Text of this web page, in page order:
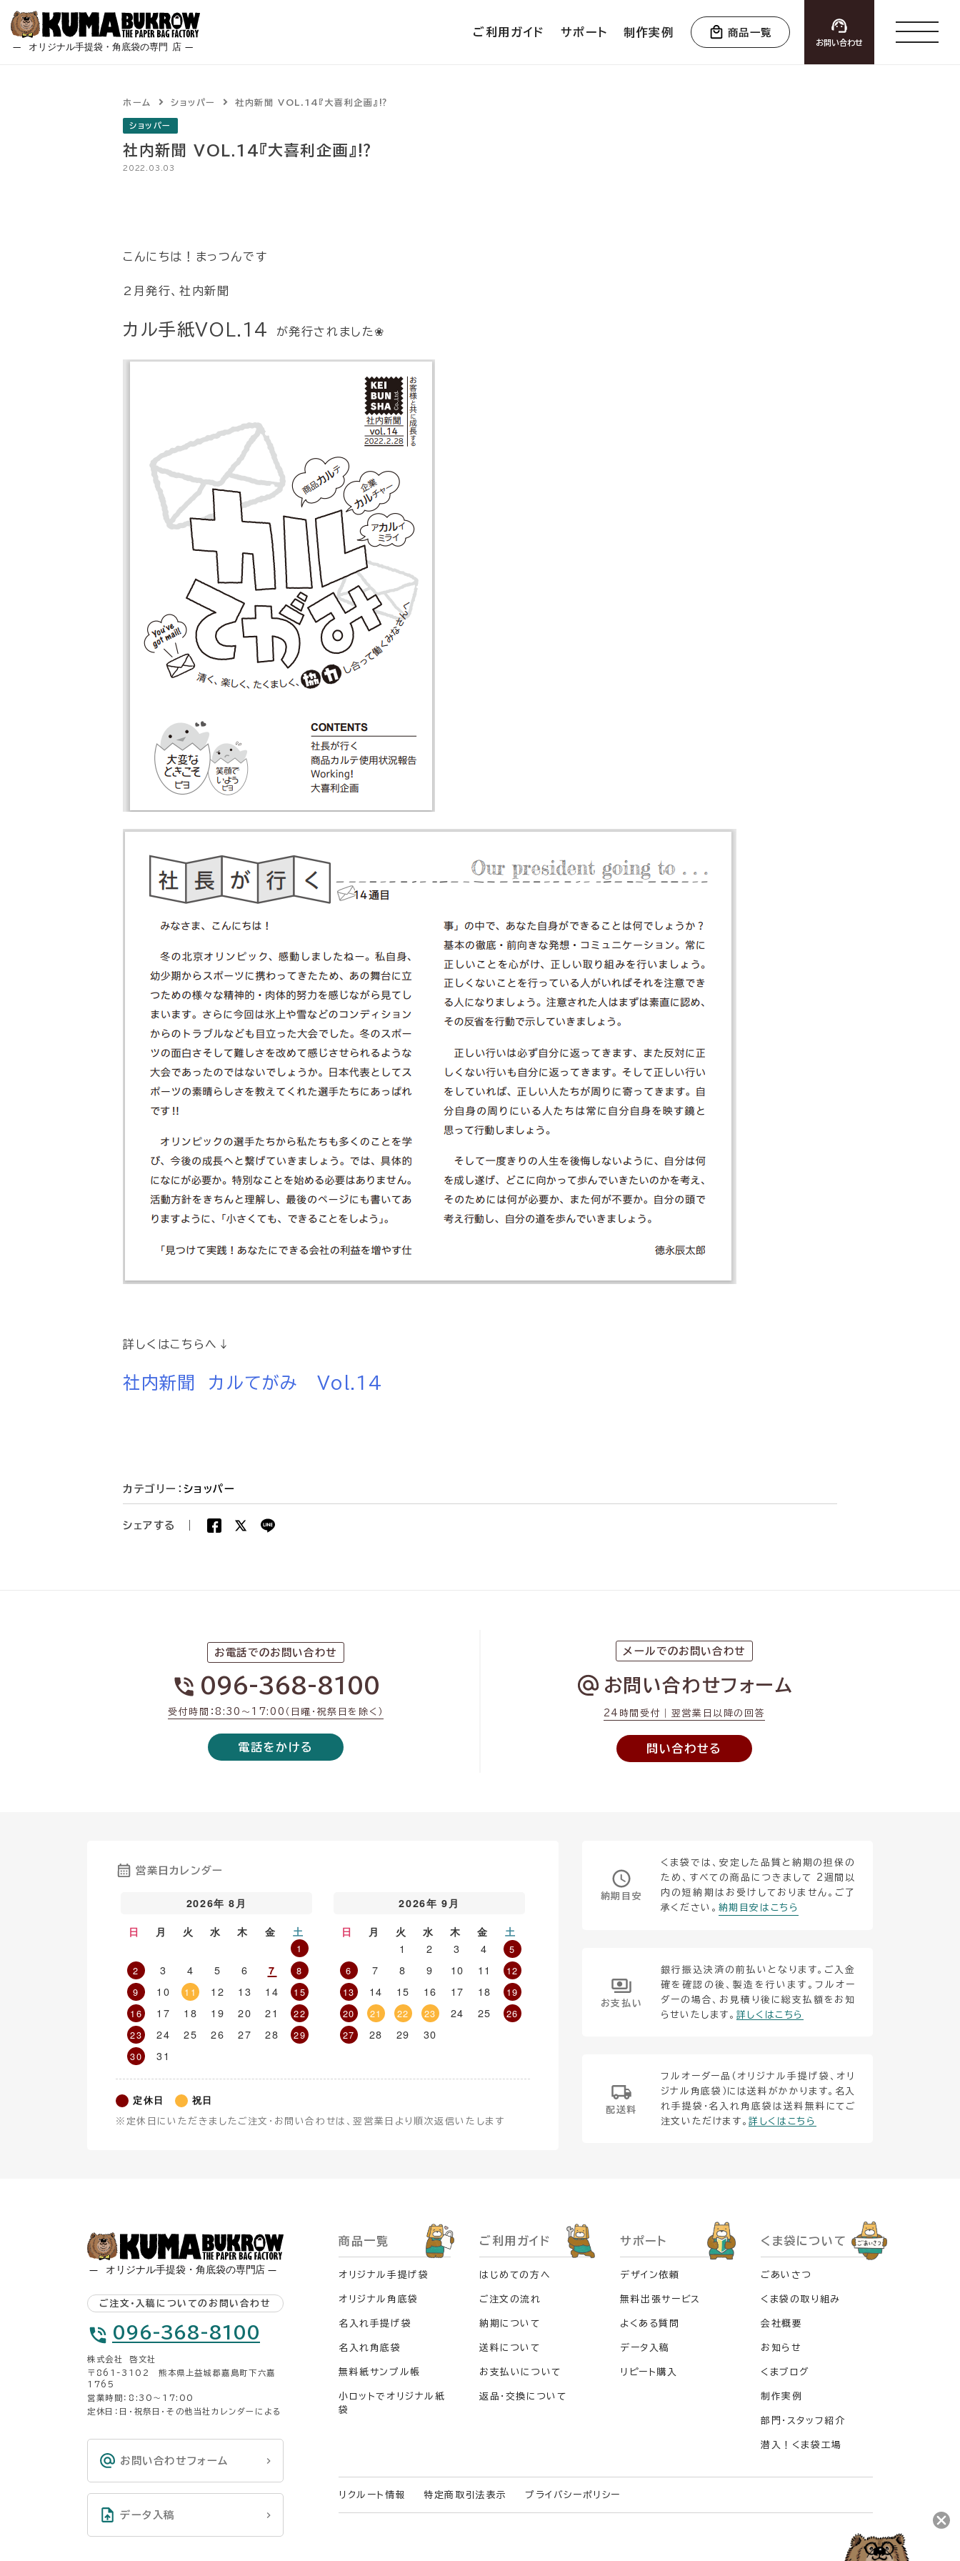
to
content
ご利用ガイド サポート 制作実例 商品一覧
お問い合わせ
ホーム ショッパー 社内新聞 VOL.14『大喜利企画』⁉
ショッパー
社内新聞 VOL.14『大喜利企画』⁉
2022.03.03
こんにちは！まっつんです
2月発行、社内新聞
カル手紙VOL.14 が発行されました❀
詳しくはこちらへ↓
社内新聞 カルてがみ Vol.14
カテゴリー： ショッパー
シェアする
お電話でのお問い合わせ
096-368-8100
受付時間：8:30〜17:00（日曜・祝祭日を除く）
電話をかける
メールでのお問い合わせ
お問い合わせフォーム
24時間受付｜翌営業日以降の回答
問い合わせる
営業日カレンダー
2026年 8月
日
月 火 水 木 金 土
1
2
3 4 5 6 7
8
9
10 11 12 13 14
15
16
17 18 19 20 21
22
23
24 25 26 27 28
29
30
31
2026年 9月
日
月 火 水 木 金 土
1 2 3 4
5
6
7 8 9 10 11
12
13
14 15 16 17 18
19
20
21 22 23 24 25
26
27
28 29 30
定休日 祝日
※定休日にいただきましたご注文・お問い合わせは、翌営業日より順次返信いたします
納期目安
くま袋では、安定した品質と納期の担保の
ため、すべての商品につきまして 2週間以
内の短納期はお受けしておりません。ご了
承ください。 納期目安はこちら
お支払い
銀行振込決済の前払いとなります。ご入金
確を確認の後、製造を行います。フルオー
ダーの場合、お見積り後に総支払額をお知
らせいたします。 詳しくはこちら
配送料
フルオーダー品（オリジナル手提げ袋、オリ
ジナル角底袋）には送料がかかります。名入
れ手提袋・名入れ角底袋は送料無料にてご
注文いただけます。詳しくはこちら
ご注文・入稿についてのお問い合わせ
096-368-8100
株式会社 啓文社
〒861-3102 熊本県上益城郡嘉島町下六嘉
1765
営業時間：8:30〜17:00
定休日：日・祝祭日・その他当社カレンダーによる
お問い合わせフォーム
データ入稿
商品一覧
オリジナル手提げ袋
オリジナル角底袋
名入れ手提げ袋
名入れ角底袋
無料紙サンプル帳
小ロットでオリジナル紙
袋
ご利用ガイド
はじめての方へ
ご注文の流れ
納期について
送料について
お支払いについて
返品・交換について
サポート
デザイン依頼
無料出張サービス
よくある質問
データ入稿
リピート購入
くま袋について
ごあいさつ
くま袋の取り組み
会社概要
お知らせ
くまブログ
制作実例
部門・スタッフ紹介
潜入！くま袋工場
リクルート情報 特定商取引法表示 プライバシーポリシー